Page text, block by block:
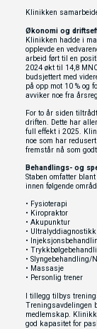
Klinikken
Økonomi og
Klinikken hadde i
opplevde en
arbeid ført til en
2024 økt til 14,8
budsjettert med
på opp mot 10 % og
avviker noe fra
For to år siden
driften. Dette har
full effekt i 2025.
noe som har
fremstår nå som
Behandlings- og
Staben omfatter
innen følgende
• Fysioterapi
• Kiropraktor
• Akupunktur
• Ultralyddiagnostikk
•
•
• Slyngebehandling/
• Massasje
• Personlig trener
I tillegg tilbys
Treningsavdelingen
medlemskap.
god kapasitet for